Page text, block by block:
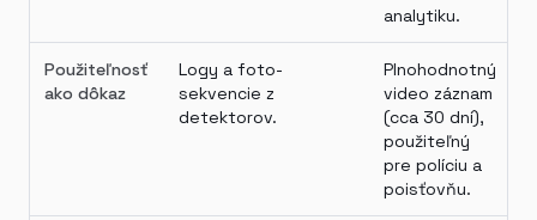
analytiku.
Použiteľnosť
ako dôkaz
Logy a foto-
sekvencie z
detektorov.
Plnohodnotný
video záznam
(cca 30 dní),
použiteľný
pre políciu a
poisťovňu.